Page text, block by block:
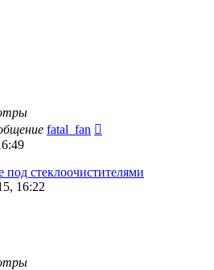
fatal_fan
под стеклоочистителями
16:22